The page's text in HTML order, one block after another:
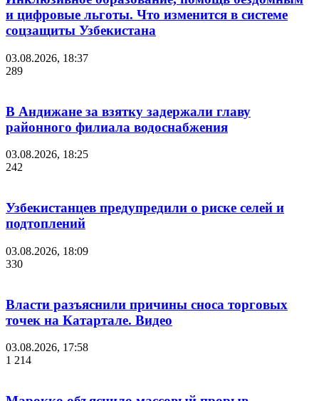
и цифровые льготы. Что изменится в системе
соцзащиты Узбекистана
03.08.2026, 18:37
289
В Андижане за взятку задержали главу
районного филиала водоснабжения
03.08.2026, 18:25
242
Узбекистанцев предупредили о риске селей и
подтоплений
03.08.2026, 18:09
330
Власти разъяснили причины сноса торговых
точек на Катартале. Видео
03.08.2026, 17:58
1 214